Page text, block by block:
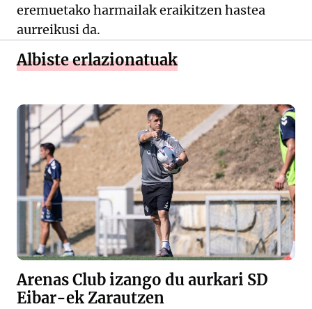
eremuetako harmailak eraikitzen hastea
aurreikusi da.
Albiste erlazionatuak
Arenas Club izango du aurkari SD
Eibar-ek Zarautzen